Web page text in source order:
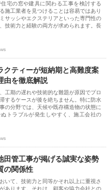
宅の窓や建具に関わる工事を検討する
施工業者を見つけることは容易ではあり
サッシやエクステリアといった専門性の
技術力と経験の両方が求められます。長
クティーが短納期と高難度案
由を徹底解説
工期の遅れや技術的な難題が原因でプロ
するケースが後を絶ちません。特に防水
の分野では、天候や既存構造物の状態に
ぬトラブルが発生しやすく、施工会社の
田管工事が掲げる誠実な姿勢
の関係性
いて、技術力と同等かそれ以上に重視さ
あります。それは、顧客や協力会社との